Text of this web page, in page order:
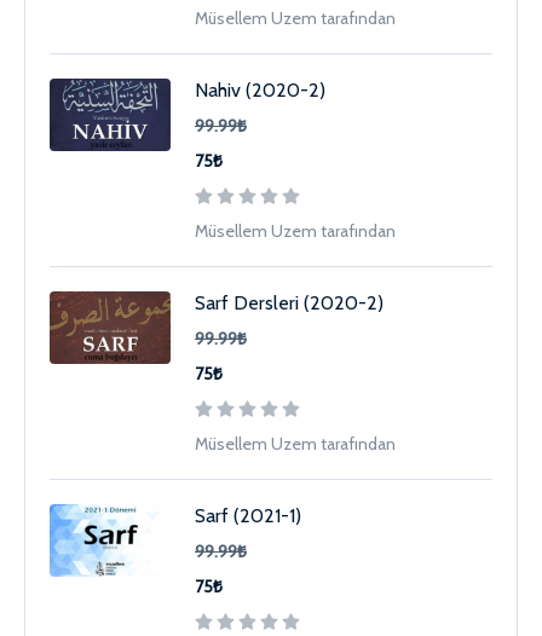
Müsellem Uzem tarafından
Nahiv (2020-2)
99.99₺
75₺
Müsellem Uzem tarafından
Sarf Dersleri (2020-2)
99.99₺
75₺
Müsellem Uzem tarafından
Sarf (2021-1)
99.99₺
75₺